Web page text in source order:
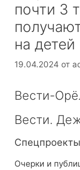
почти 3
на детей
19.04.2024 от
Вести-
Вести.
Очерки и